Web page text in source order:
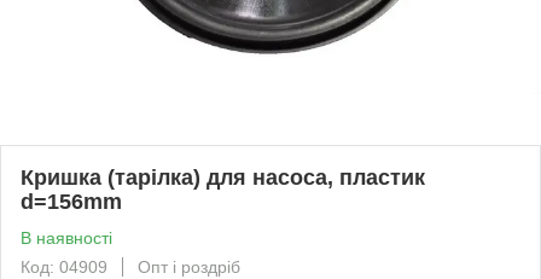
Кришка (тарілка) для насоса, пластик
d=156mm
В наявності
Код: 04909
Опт і роздріб